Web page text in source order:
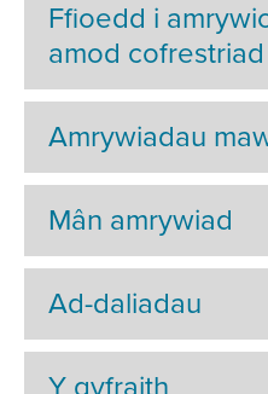
Ffioedd i
amod cofrestriad
Amrywiadau
Mân amrywiad
Ad-daliadau